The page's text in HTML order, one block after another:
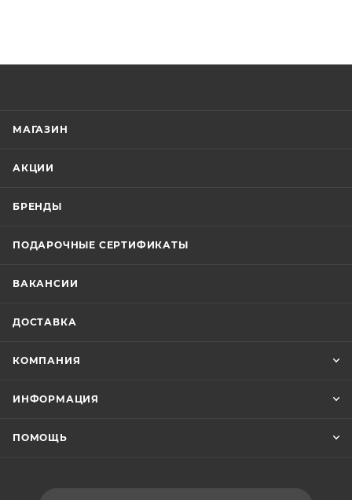
МАГАЗИН
АКЦИИ
БРЕНДЫ
ПОДАРОЧНЫЕ СЕРТИФИКАТЫ
ВАКАНСИИ
ДОСТАВКА
КОМПАНИЯ
ИНФОРМАЦИЯ
ПОМОЩЬ